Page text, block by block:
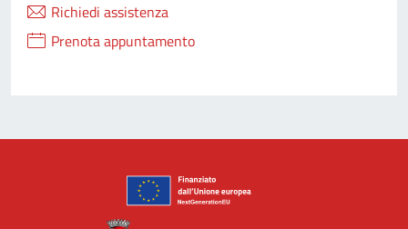
Richiedi assistenza
Prenota appuntamento